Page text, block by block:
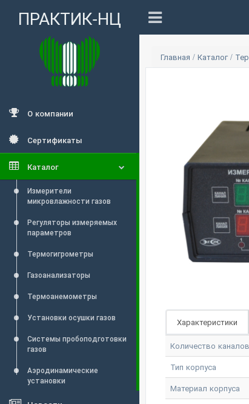
ПРАКТИК-НЦ
О компании
Сертификаты
Каталог
Измерители
микровлажности газов
Регуляторы измеряемых
параметров
Термогигрометры
Газоанализаторы
Термоанемометры
Установки осушки газов
Системы пробоподготовки
газов
Аэродинамические
установки
Главная / Каталог/
Характеристики
Количество
Тип корпуса
Материал корпуса